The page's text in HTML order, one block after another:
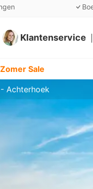
Klantenservice
Sale
Achterhoek